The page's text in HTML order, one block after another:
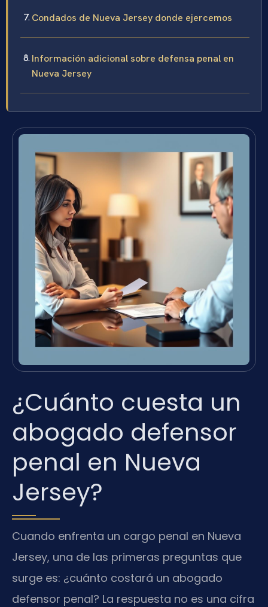
Condados de Nueva Jersey donde ejercemos
Información adicional sobre defensa penal en
Nueva Jersey
¿Cuánto cuesta un
abogado defensor
penal en Nueva
Jersey?
Cuando enfrenta un cargo penal en Nueva
Jersey, una de las primeras preguntas que
surge es: ¿cuánto costará un abogado
defensor penal? La respuesta no es una cifra